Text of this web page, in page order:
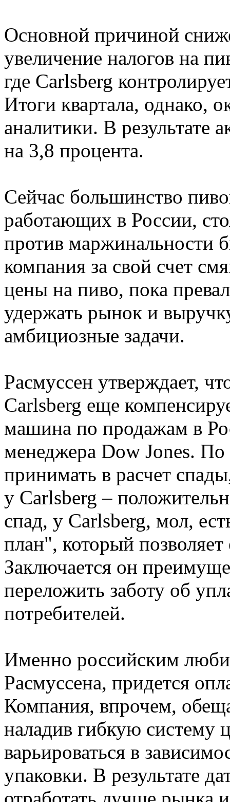
Основной причиной
увеличение налогов на
где Carlsberg
Итоги квартала, однако,
аналитики. В результате
на 3,8 процента.
Сейчас большинство
работающих в России,
против маржинальности
компания за свой счет
цены на пиво, пока
удержать рынок и
амбициозные задачи.
Расмуссен утверждает,
Carlsberg еще
машина по продажам в
менеджера Dow Jones. По
принимать в расчет
у Carlsberg –
спад, у Carlsberg, мол,
план", который
Заключается он
переложить заботу об
потребителей.
Именно российским
Расмуссена, придется
Компания, впрочем,
наладив гибкую систему
варьироваться в
упаковки. В результате